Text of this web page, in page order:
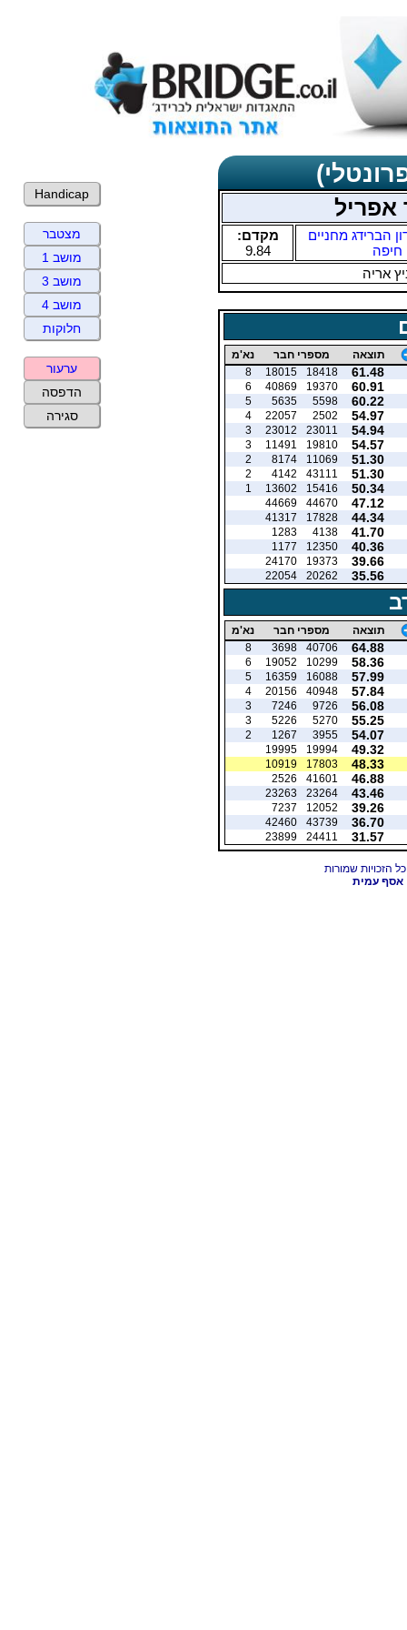
אפריל
הברידג מחניים
חיפה
מקדם:
9.84
אריה
תוצאה מספרי חבר נא'מ
61.48
18418
18015
8
60.91
19370
40869
6
60.22
5598
5635
5
54.97
2502
22057
4
54.94
23011
23012
3
54.57
19810
11491
3
51.30
11069
8174
2
51.30
43111
4142
2
50.34
15416
13602
1
47.12
44670
44669
44.34
17828
41317
41.70
4138
1283
40.36
12350
1177
39.66
19373
24170
35.56
20262
22054
תוצאה מספרי חבר נא'מ
64.88
40706
3698
8
58.36
10299
19052
6
57.99
16088
16359
5
57.84
40948
20156
4
56.08
9726
7246
3
55.25
5270
5226
3
54.07
3955
1267
2
49.32
19994
19995
48.33
17803
10919
46.88
41601
2526
43.46
23264
23263
39.26
12052
7237
36.70
43739
42460
31.57
24411
23899
אסף עמית
Handicap
מצטבר
מושב 1
מושב 3
מושב 4
חלוקות
ערעור
הדפסה
סגירה